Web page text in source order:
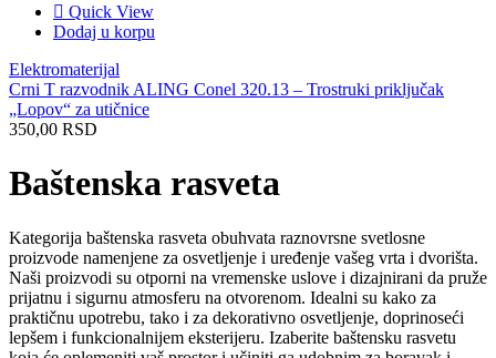
Quick View
Dodaj u korpu
Elektromaterijal
Crni T razvodnik ALING Conel 320.13 – Trostruki priključak
„Lopov“ za utičnice
350,00 RSD
Baštenska rasveta
Kategorija baštenska rasveta obuhvata raznovrsne svetlosne
proizvode namenjene za osvetljenje i uređenje vašeg vrta i dvorišta.
Naši proizvodi su otporni na vremenske uslove i dizajnirani da pruže
prijatnu i sigurnu atmosferu na otvorenom. Idealni su kako za
praktičnu upotrebu, tako i za dekorativno osvetljenje, doprinoseći
lepšem i funkcionalnijem eksterijeru. Izaberite baštensku rasvetu